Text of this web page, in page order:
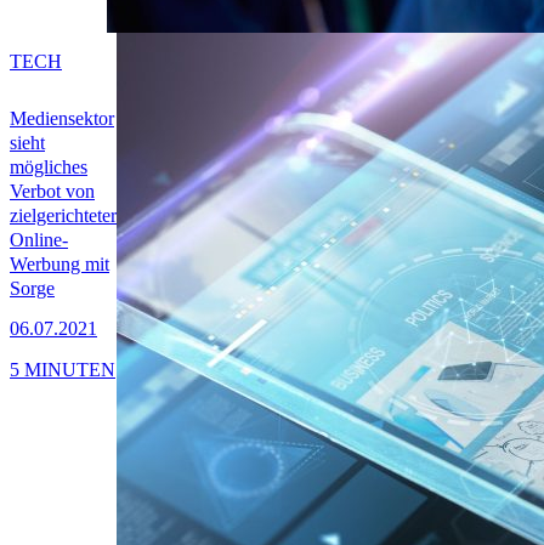
Mediensektor
sieht
mögliches
Verbot von
zielgerichteter
Online-
Werbung mit
Sorge
06.07.2021
TECH
5 MINUTEN